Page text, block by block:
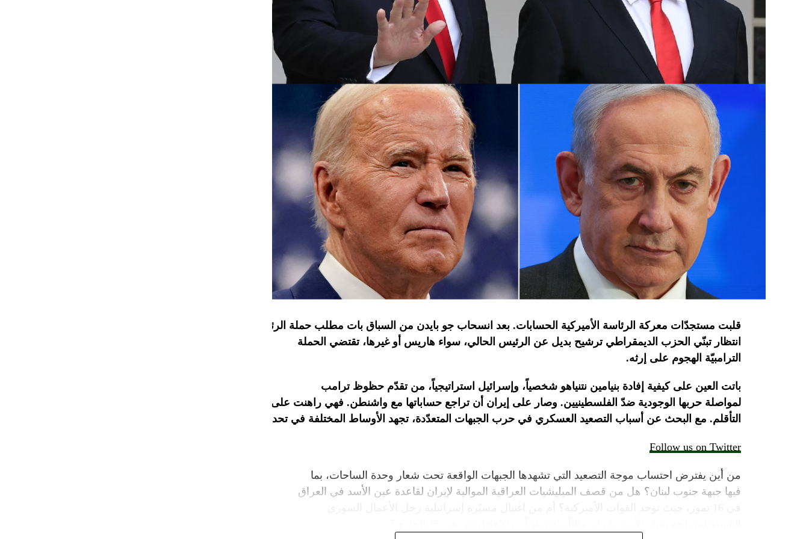
وبعدها بساعات أعلنت “حماس” اغتيال إسرائيل رئيس مكتبها السياسي إسماعيل هنية بغارة إسرائيلية
استهدفت مقر إقامته في طهران التي وصلها للمشاركة في حفل تنصيب الرئيس الإيراني الجديد
مسعود بزشكيان.
ومنذ 8 تشرين الأول تتبادل فصائل لبنانية وفلسطينية في لبنان، أبرزها “الحزب”، مع الجيش الإسرائيلي
قصفا يوميا عبر “الخط الأزرق” الفاصل، أسفر عن مئات القتلى والجرحى معظمهم في الجانب اللبناني.
وترهن الفصائل وقف القصف بإنهاء إسرائيل حربا تشنها بدعم أميركي على قطاع غزة منذ 7 تشرين
الأول، ما خلّف أكثر من 130 ألف قتيل وجريح فلسطينيين، معظمهم أطفال ونساء، وما يزيد على 10
آلاف مفقود.
قلبت مستجدّات معركة الرئاسة الأميركية الحسابات. بعد انسحاب جو بايدن من السباق بات مطلب حملة الرئيس
انتظار تبنّي الحزب الديمقراطي ترشيح بديل عن الرئيس الحالي، سواء هاريس أو غيرها، تقتضي الحملة
الترامبيّة الهجوم على إرثه.
باتت العين على كيفية إفادة بنيامين نتنياهو شخصياً، وإسرائيل استراتيجياً، من تقدّم حظوظ ترامب
لمواصلة حربها الوجودية ضدّ الفلسطينيين. وصار على إيران أن تراجع حساباتها مع واشنطن. فهي راهنت على
التأقلم. مع البحث عن أسباب التصعيد العسكري في حرب الجبهات المتعدّدة، تجهد الأوساط المختلفة في تحديد
Follow us on Twitter
من أين يفترض احتساب موجة التصعيد التي تشهدها الجبهات الواقعة تحت شعار وحدة الساحات، بما
فيها جبهة جنوب لبنان؟ هل من قصف الميليشيات العراقية الموالية لإيران لقاعدة عين الأسد في العراق